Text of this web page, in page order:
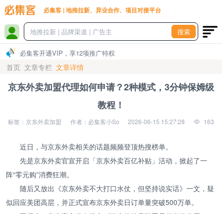
必集客 | 地推拉新、异业合作、项目对接平台
搜索
必集客开通VIP，享12项推广特权
首页 文章专栏 文章详情
京东外卖加盟代理如何申请？2种模式，3分钟保姆级
教程！
标签：京东外卖加盟 作者：必集客小So 2026-06-15 15:27:28 163
近日，与京东外卖相关的话题频频登顶热搜榜单。
先是京东外卖官宣开启「京东外卖百亿补贴」活动，掀起了一
阵“零元购”消费狂潮。
随后又放出《京东外卖不大打口水仗，但坚持说实话》一文，疑
似回应美团高层，并正式宣布京东外卖日订单量突破500万单。